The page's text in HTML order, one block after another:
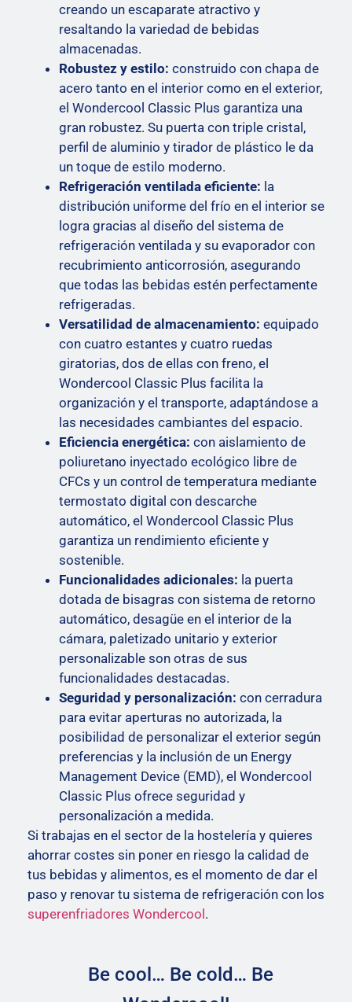
creando un escaparate atractivo y
resaltando la variedad de bebidas
almacenadas.
Robustez y estilo: construido con chapa de
acero tanto en el interior como en el exterior,
el Wondercool Classic Plus garantiza una
gran robustez. Su puerta con triple cristal,
perfil de aluminio y tirador de plástico le da
un toque de estilo moderno.
Refrigeración ventilada eficiente: la
distribución uniforme del frío en el interior se
logra gracias al diseño del sistema de
refrigeración ventilada y su evaporador con
recubrimiento anticorrosión, asegurando
que todas las bebidas estén perfectamente
refrigeradas.
Versatilidad de almacenamiento: equipado
con cuatro estantes y cuatro ruedas
giratorias, dos de ellas con freno, el
Wondercool Classic Plus facilita la
organización y el transporte, adaptándose a
las necesidades cambiantes del espacio.
Eficiencia energética: con aislamiento de
poliuretano inyectado ecológico libre de
CFCs y un control de temperatura mediante
termostato digital con descarche
automático, el Wondercool Classic Plus
garantiza un rendimiento eficiente y
sostenible.
Funcionalidades adicionales: la puerta
dotada de bisagras con sistema de retorno
automático, desagüe en el interior de la
cámara, paletizado unitario y exterior
personalizable son otras de sus
funcionalidades destacadas.
Seguridad y personalización: con cerradura
para evitar aperturas no autorizada, la
posibilidad de personalizar el exterior según
preferencias y la inclusión de un Energy
Management Device (EMD), el Wondercool
Classic Plus ofrece seguridad y
personalización a medida.
Si trabajas en el sector de la hostelería y quieres
ahorrar costes sin poner en riesgo la calidad de
tus bebidas y alimentos, es el momento de dar el
paso y renovar tu sistema de refrigeración con los
superenfriadores Wondercool .
Be cool… Be cold… Be